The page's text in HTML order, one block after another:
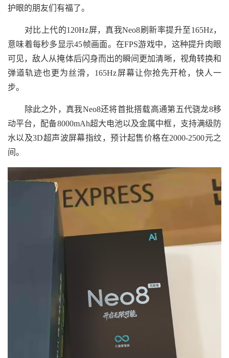
护眼的朋友们有福了。
对比上代的120Hz屏，真我Neo8刷新率提升至165Hz，
意味着每秒多显示45帧画面。在FPS游戏中，这种提升肉眼
可见，敌人从掩体后闪身而出的瞬间更加清晰，视角转换和
弹道轨迹也更为丝滑，165Hz屏幕让你抢先开枪，快人一
步。
除此之外，真我Neo8还将首批搭载高通第五代骁龙8移
动平台，配备8000mAh超大电池以及金属中框，支持满级防
水以及3D超声波屏幕指纹，预计起售价格在2000-2500元之
间。